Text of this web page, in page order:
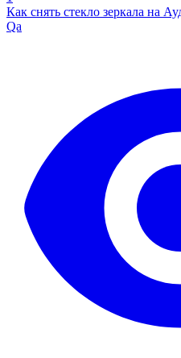
Как снять стекло зеркала на
Qa